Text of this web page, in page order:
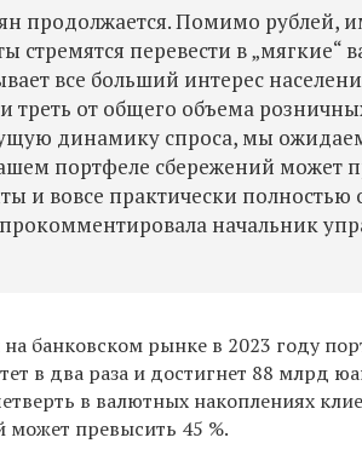
продолжается. Помимо рублей,
стремятся перевести в „мягкие“
все больший интерес
треть от общего объема
динамику спроса, мы
портфеле сбережений может
и вовсе практически полностью
начальник
банковском рынке в 2023 году
в два раза и достигнет 88 млрд
в валютных накоплениях
превысить 45 %.